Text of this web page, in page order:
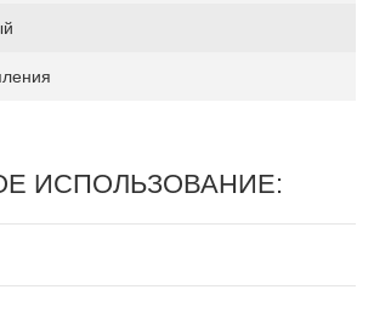
ИСПОЛЬЗОВАНИЕ: